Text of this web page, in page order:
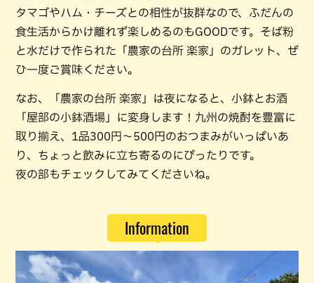
タマゴやハム・チーズとの相性が抜群なので、ふだんの
食生活からかけ離れず楽しめるのもGOODです。そば粉
と水だけで作られた「農家の台所 楽家」のガレット、ぜ
ひ一度ご賞味ください。
なお、「農家の台所 楽家」は夜になると、小鉢とお酒
「屋部の小鉢酒場」に変身します！九州の焼酎を豊富に
取り揃え、1品300円〜500円のおつまみがいっぱいあ
り、ちょっと飲みに立ち寄るのにぴったりです。
夜の部もチェックしてみてくださいね。
Information